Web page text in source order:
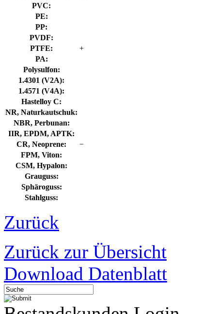
PVC:
PE:
PP:
PVDF:
PTFE:
+
PA:
Polysulfon:
1.4301 (V2A):
1.4571 (V4A):
Hastelloy C:
NR, Naturkautschuk:
NBR, Perbunan:
IIR, EPDM, APTK:
CR, Neoprene:
−
FPM, Viton:
CSM, Hypalon:
Grauguss:
Sphäroguss:
Stahlguss:
Zurück
Zurück zur Übersicht
Download Datenblatt